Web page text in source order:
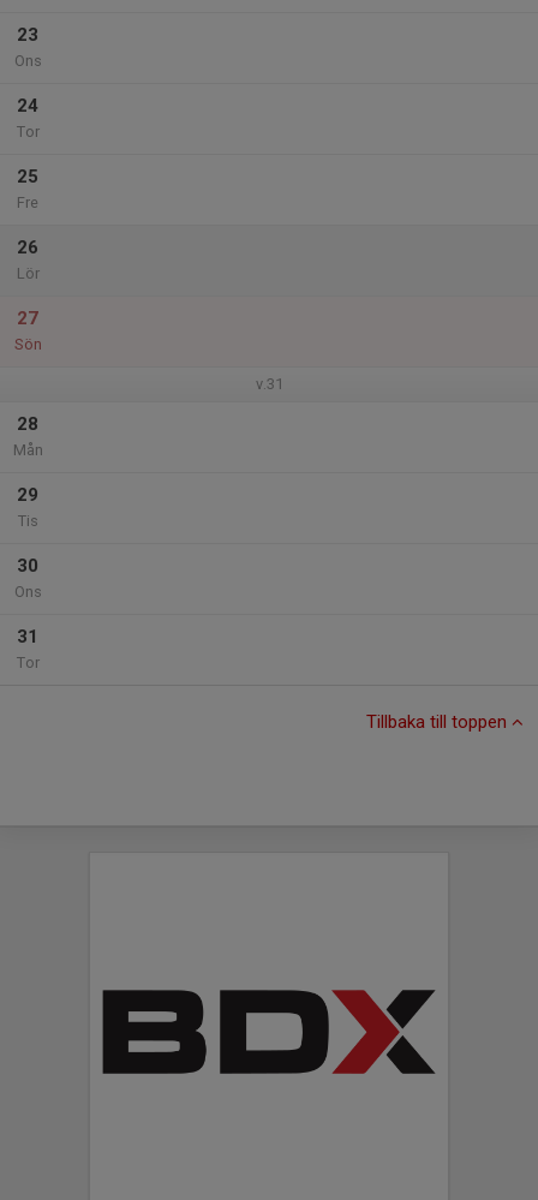
23
Ons
24
Tor
25
Fre
26
Lör
27
Sön
v.31
28
Mån
29
Tis
30
Ons
31
Tor
Tillbaka till toppen